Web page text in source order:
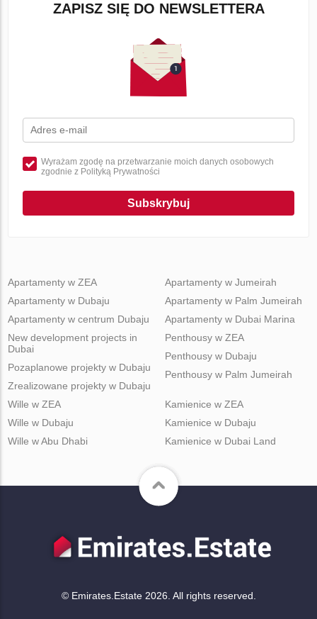
ZAPISZ SIĘ DO NEWSLETTERA
Wyrażam zgodę na przetwarzanie moich danych osobowych
zgodnie z Polityką Prywatności
Subskrybuj
Apartamenty w ZEA
Apartamenty w Dubaju
Apartamenty w centrum Dubaju
Apartamenty w Jumeirah
Apartamenty w Palm Jumeirah
Apartamenty w Dubai Marina
New development projects in
Dubai
Pozaplanowe projekty w Dubaju
Zrealizowane projekty w Dubaju
Penthousy w ZEA
Penthousy w Dubaju
Penthousy w Palm Jumeirah
Wille w ZEA
Wille w Dubaju
Wille w Abu Dhabi
Kamienice w ZEA
Kamienice w Dubaju
Kamienice w Dubai Land
© Emirates.Estate 2026. All rights reserved.